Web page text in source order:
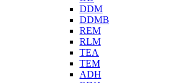
DDM
DDMB
REM
RLM
TEA
TEM
ADH